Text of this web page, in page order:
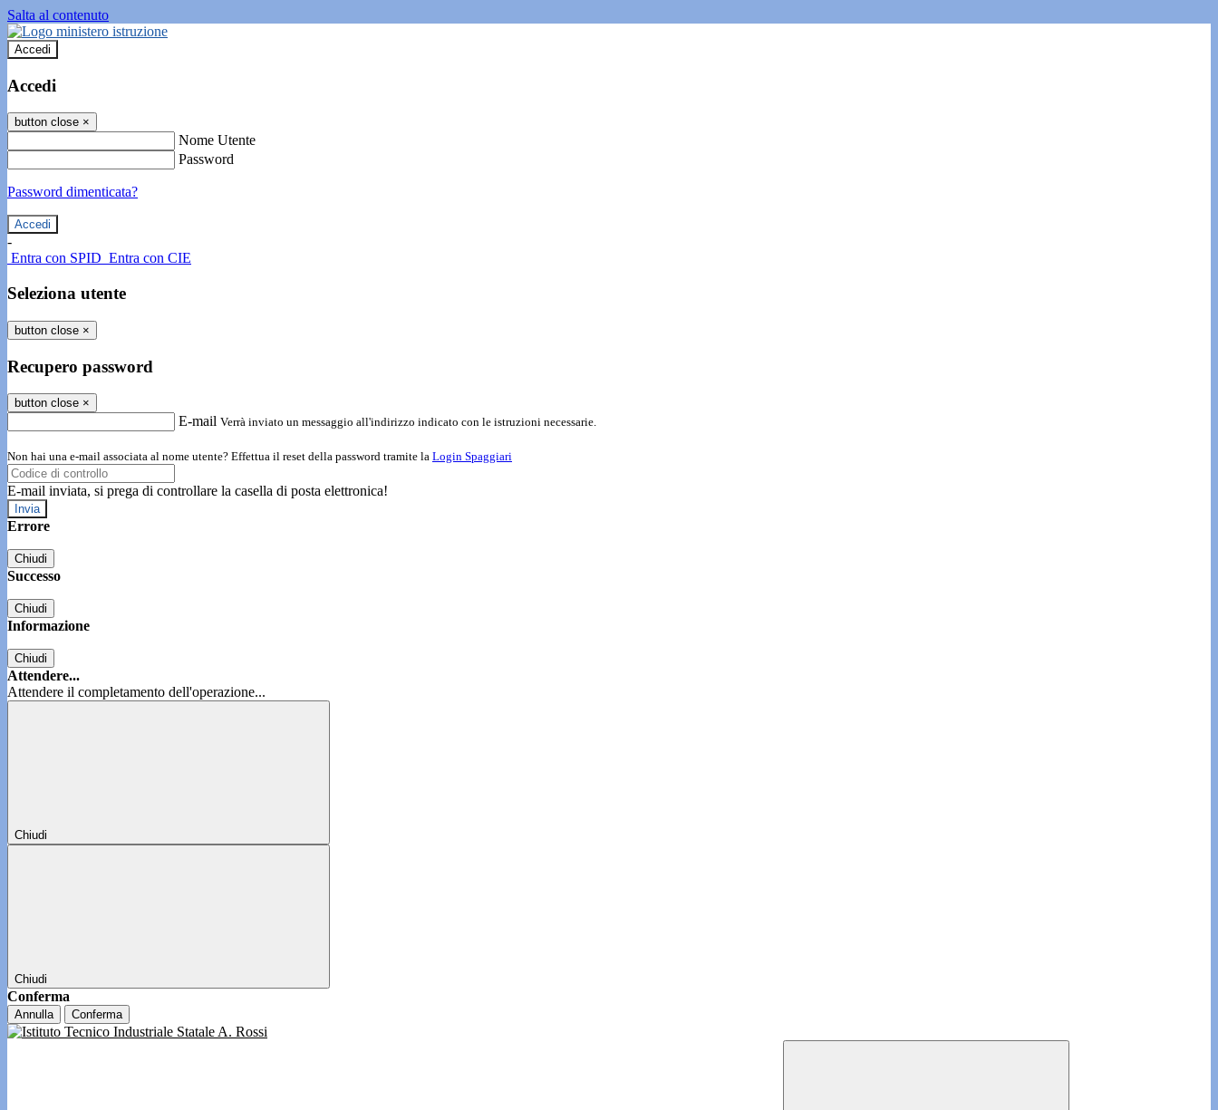
Salta al contenuto
Accedi
Accedi
button close ×
Nome Utente
Password
Password dimenticata?
-
Entra con SPID Entra con CIE
Seleziona utente
button close ×
Recupero password
button close ×
E-mail Verrà inviato un messaggio all'indirizzo indicato con le istruzioni necessarie.
Non hai una e-mail associata al nome utente? Effettua il reset della password tramite la Login Spaggiari
E-mail inviata, si prega di controllare la casella di posta elettronica!
Errore
Chiudi
Successo
Chiudi
Informazione
Chiudi
Attendere...
Attendere il completamento dell'operazione...
Chiudi
Chiudi
Conferma
Annulla Conferma